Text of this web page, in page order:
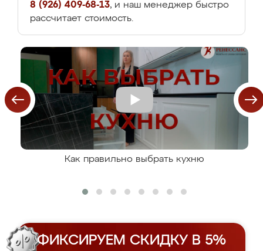
8 (926) 409-68-13, и наш менеджер быстро
рассчитает стоимость.
Как правильно выбрать кухню
ФИКСИРУЕМ СКИДКУ В 5%